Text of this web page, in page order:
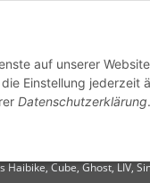
auf unserer
Einstellung jederzeit
Datenschutzerklärung.
Cube, Ghost, LIV,